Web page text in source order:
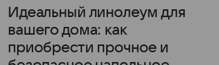
Идеальный линолеум для
вашего дома: как
приобрести прочное и